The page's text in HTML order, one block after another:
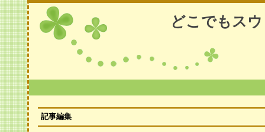
どこでもス
記事編集